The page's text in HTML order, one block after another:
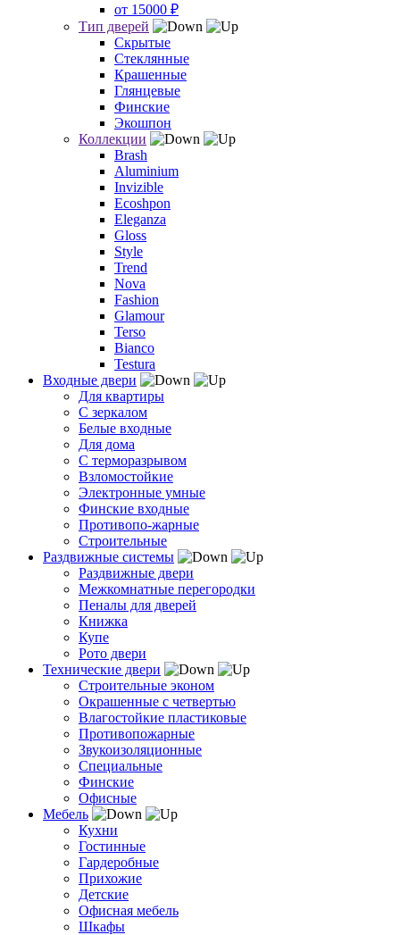
от 15000 ₽
Тип дверей
Скрытые
Стеклянные
Крашенные
Глянцевые
Финские
Экошпон
Коллекции
Brash
Aluminium
Invizible
Ecoshpon
Eleganza
Gloss
Style
Trend
Nova
Fashion
Glamour
Terso
Bianco
Testura
Входные двери
Для квартиры
С зеркалом
Белые входные
Для дома
С терморазрывом
Взломостойкие
Электронные умные
Финские входные
Противопо-жарные
Строительные
Раздвижные системы
Раздвижные двери
Межкомнатные перегородки
Пеналы для дверей
Книжка
Купе
Рото двери
Технические двери
Строительные эконом
Окрашенные с четвертью
Влагостойкие пластиковые
Противопожарные
Звукоизоляционные
Специальные
Финские
Офисные
Мебель
Кухни
Гостинные
Гардеробные
Прихожие
Детские
Офисная мебель
Шкафы